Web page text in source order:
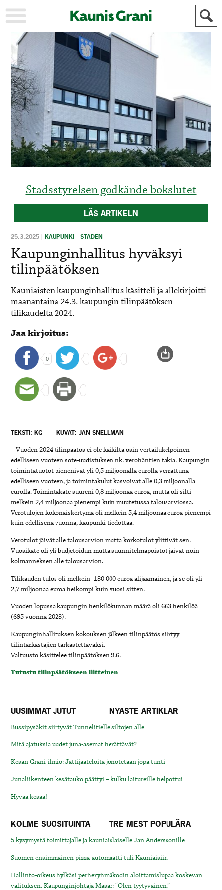
KAUPUNKI
STADEN
AJANKOHTAISTA
AKTUELLT
URHEILU
IDROTT
KULTTUURI
KULTUR
HISTORIA
HISTORIA
YLEINEN
ALLMÄN
MAINOSTAJILLE
FÖR
ANNONSÖRER
Stadsstyrelsen godkände bokslutet
LÄS ARTIKELN
25.3.2025 |KAUPUNKI - STADEN
Kaupunginhallitus hyväksyi
tilinpäätöksen
Kauniaisten kaupunginhallitus käsitteli ja allekirjoitti
maanantaina 24.3. kaupungin tilinpäätöksen
tilikaudelta 2024.
Jaa kirjoitus:
0
TEKSTI: KG KUVAT: JAN SNELLMAN
– Vuoden 2024 tilinpäätös ei ole kaikilta osin vertailukelpoinen
edelliseen vuoteen sote-uudistuksen nk. verohäntien takia. Kaupungin
toimintatuotot pienenivät yli 0,5 miljoonalla eurolla verrattuna
edelliseen vuoteen, ja toimintakulut kasvoivat alle 0,3 miljoonalla
eurolla. Toimintakate suureni 0,8 miljoonaa euroa, mutta oli silti
melkein 2,4 miljoonaa pienempi kuin muutetussa talousarviossa.
Verotulojen kokonaiskertymä oli melkein 5,4 miljoonaa euroa pienempi
kuin edellisenä vuonna, kaupunki tiedottaa.
Verotulot jäivät alle talousarvion mutta korkotulot ylittivät sen.
Vuosikate oli yli budjetoidun mutta suunnitelmapoistot jäivät noin
kolmanneksen alle talousarvion.
Tilikauden tulos oli melkein -130 000 euroa alijäämäinen, ja se oli yli
2,7 miljoonaa euroa heikompi kuin vuosi sitten.
Vuoden lopussa kaupungin henkilökunnan määrä oli 663 henkilöä
(695 vuonna 2023).
Kaupunginhallituksen kokouksen jälkeen tilinpäätös siirtyy
tilintarkastajien tarkastettavaksi.
Valtuusto käsittelee tilinpäätöksen 9.6.
Tutustu tilinpäätökseen liitteinen
UUSIMMAT JUTUT NYASTE ARTIKLAR
Bussipysäkit siirtyvät Tunnelitielle siltojen alle
Mitä ajatuksia uudet juna-asemat herättävät?
Kesän Grani-ilmiö: Jättijäätelöitä jonotetaan jopa tunti
Junaliikenteen kesätauko päättyi – kulku laitureille helpottui
Hyvää kesää!
KOLME SUOSITUINTA TRE MEST POPULÄRA
5 kysymystä toimittajalle ja kauniaislaiselle Jan Anderssonille
Suomen ensimmäinen pizza-automaatti tuli Kauniaisiin
Hallinto-oikeus hylkäsi perheryhmäkodin aloittamislupaa koskevan
valituksen. Kaupunginjohtaja Masar: “Olen tyytyväinen.”